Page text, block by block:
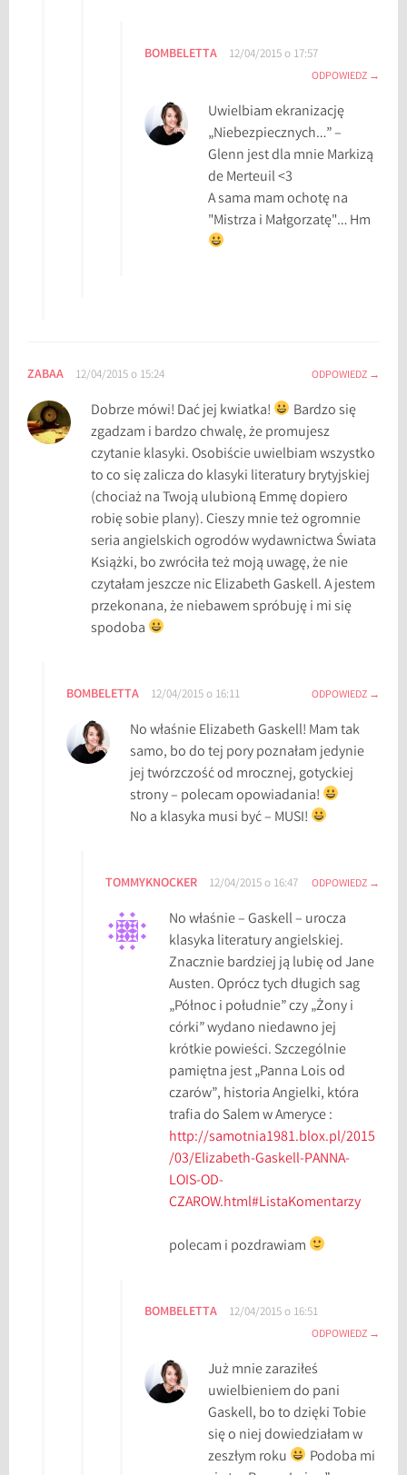
BOMBELETTA 12/04/2015 o 17:57
ODPOWIEDZ
Uwielbiam ekranizację
„Niebezpiecznych…” –
Glenn jest dla mnie Markizą
de Merteuil <3
A sama mam ochotę na
"Mistrza i Małgorzatę"… Hm
ZABAA 12/04/2015 o 15:24 ODPOWIEDZ
Dobrze mówi! Dać jej kwiatka!
Bardzo się
zgadzam i bardzo chwalę, że promujesz
czytanie klasyki. Osobiście uwielbiam wszystko
to co się zalicza do klasyki literatury brytyjskiej
(chociaż na Twoją ulubioną Emmę dopiero
robię sobie plany). Cieszy mnie też ogromnie
seria angielskich ogrodów wydawnictwa Świata
Książki, bo zwróciła też moją uwagę, że nie
czytałam jeszcze nic Elizabeth Gaskell. A jestem
przekonana, że niebawem spróbuję i mi się
spodoba
BOMBELETTA 12/04/2015 o 16:11 ODPOWIEDZ
No właśnie Elizabeth Gaskell! Mam tak
samo, bo do tej pory poznałam jedynie
jej twórzczość od mrocznej, gotyckiej
strony – polecam opowiadania!
No a klasyka musi być – MUSI!
TOMMYKNOCKER 12/04/2015 o 16:47 ODPOWIEDZ
No właśnie – Gaskell – urocza
klasyka literatury angielskiej.
Znacznie bardziej ją lubię od Jane
Austen. Oprócz tych długich sag
„Północ i południe” czy „Żony i
córki” wydano niedawno jej
krótkie powieści. Szczególnie
pamiętna jest „Panna Lois od
czarów”, historia Angielki, która
trafia do Salem w Ameryce :
http://samotnia1981.blox.pl/2015
/03/Elizabeth-Gaskell-PANNA-
LOIS-OD-
CZAROW.html#ListaKomentarzy
polecam i pozdrawiam
BOMBELETTA 12/04/2015 o 16:51
ODPOWIEDZ
Już mnie zaraziłeś
uwielbieniem do pani
Gaskell, bo to dzięki Tobie
się o niej dowiedziałam w
zeszłym roku
Podoba mi